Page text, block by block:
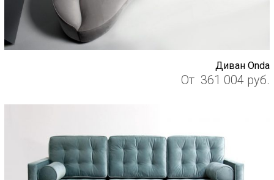
Диван Onda
От 361 004 руб.